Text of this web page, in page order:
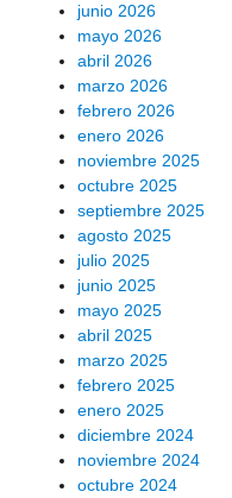
junio 2026
mayo 2026
abril 2026
marzo 2026
febrero 2026
enero 2026
noviembre 2025
octubre 2025
septiembre 2025
agosto 2025
julio 2025
junio 2025
mayo 2025
abril 2025
marzo 2025
febrero 2025
enero 2025
diciembre 2024
noviembre 2024
octubre 2024